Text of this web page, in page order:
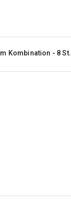
Kombination - 8 St.